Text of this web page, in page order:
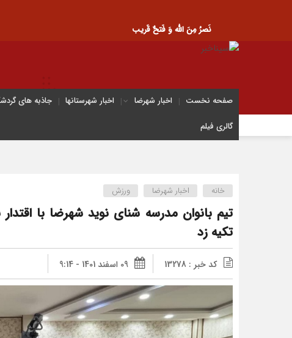
نَصرُ مِنَ الله وَ فَتحٌ قَریب
صفحه نخست اخبار شهرضا اخبار شهرستانها جاذبه های
گالری فیلم
خانه اخبار شهرضا ورزش
تیم بانوان مدرسه شنای نوید شهرضا با
تکیه زد
کد خبر : 13278 09 اسفند 1401 - 9:14